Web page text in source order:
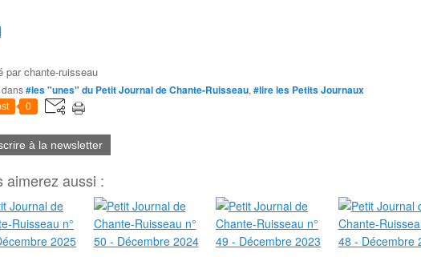
parchante-ruisseau
dans#les "unes" du Petit Journal de Chante-Ruisseau, #lire les Petits Journaux
0
à la newsletter
aimerez aussi :